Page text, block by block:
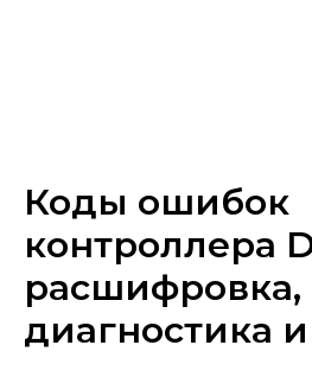
Коды ошибок
контроллера
расшифровка,
диагностика